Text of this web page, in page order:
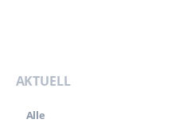
AKTUELL
Alle